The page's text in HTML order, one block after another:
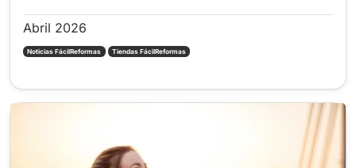
Abril 2026
Noticias FácilReformas Tiendas FácilReformas